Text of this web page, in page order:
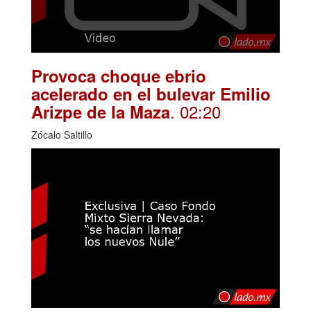
Provoca choque ebrio
acelerado en el bulevar Emilio
Arizpe de la Maza. 02:20
Zócalo Saltillo